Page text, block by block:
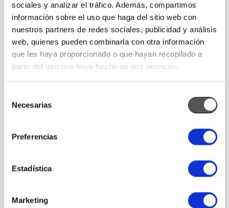
sociales y analizar el tráfico. Además, compartimos
información sobre el uso que haga del sitio web con
nuestros partners de redes sociales, publicidad y análisis
web, quienes pueden combinarla con otra información
que les haya proporcionado o que hayan recopilado a
partir del uso que haya hecho de sus servicios.
Necesarias
Preferencias
Estadística
Marketing
Cross Pharmaceuticals se encuentra entre las cinco
empresas de más rápido crecimiento en el sector
farmacéutico, actualmente, en Grecia. Seguimos
comprometidos con nuestra visión: Satisfacer las
necesidades reales de nuestros semejantes en materia
resultado una mayor eficacia y seguridad para la
En este esfuerzo, queremos tener a nuestro lado
personas que abracen nuestra visión y cultura.
Profesionales con motivación y carácter, que
aprenderán de nosotros y nos enseñarán.
Si estás interesado en unirte a nuestro equipo, puedes